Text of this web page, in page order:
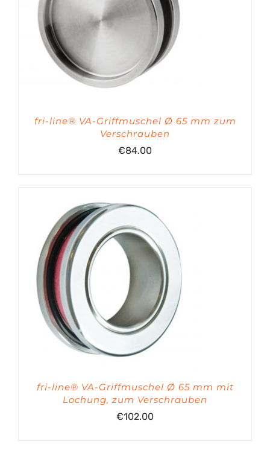
fri-line® VA-Griffmuschel Ø 65 mm zum
Verschrauben
€84.00
fri-line® VA-Griffmuschel Ø 65 mm mit
Lochung, zum Verschrauben
€102.00